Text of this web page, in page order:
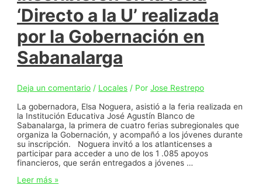
con
una
caravana
de
actividades
‘Directo a la U’ realizada
por la Gobernación en
Sabanalarga
Deja un comentario / Locales / PorJose Restrepo
La gobernadora, Elsa Noguera, asistió a la feria realizada en
la Institución Educativa José Agustín Blanco de
Sabanalarga, la primera de cuatro ferias subregionales que
organiza la Gobernación, y acompañó a los jóvenes durante
su inscripción. Noguera invitó a los atlanticenses a
participar para acceder a uno de los 1 .085 apoyos
financieros, que serán entregados a jóvenes …
Más
Leer más »